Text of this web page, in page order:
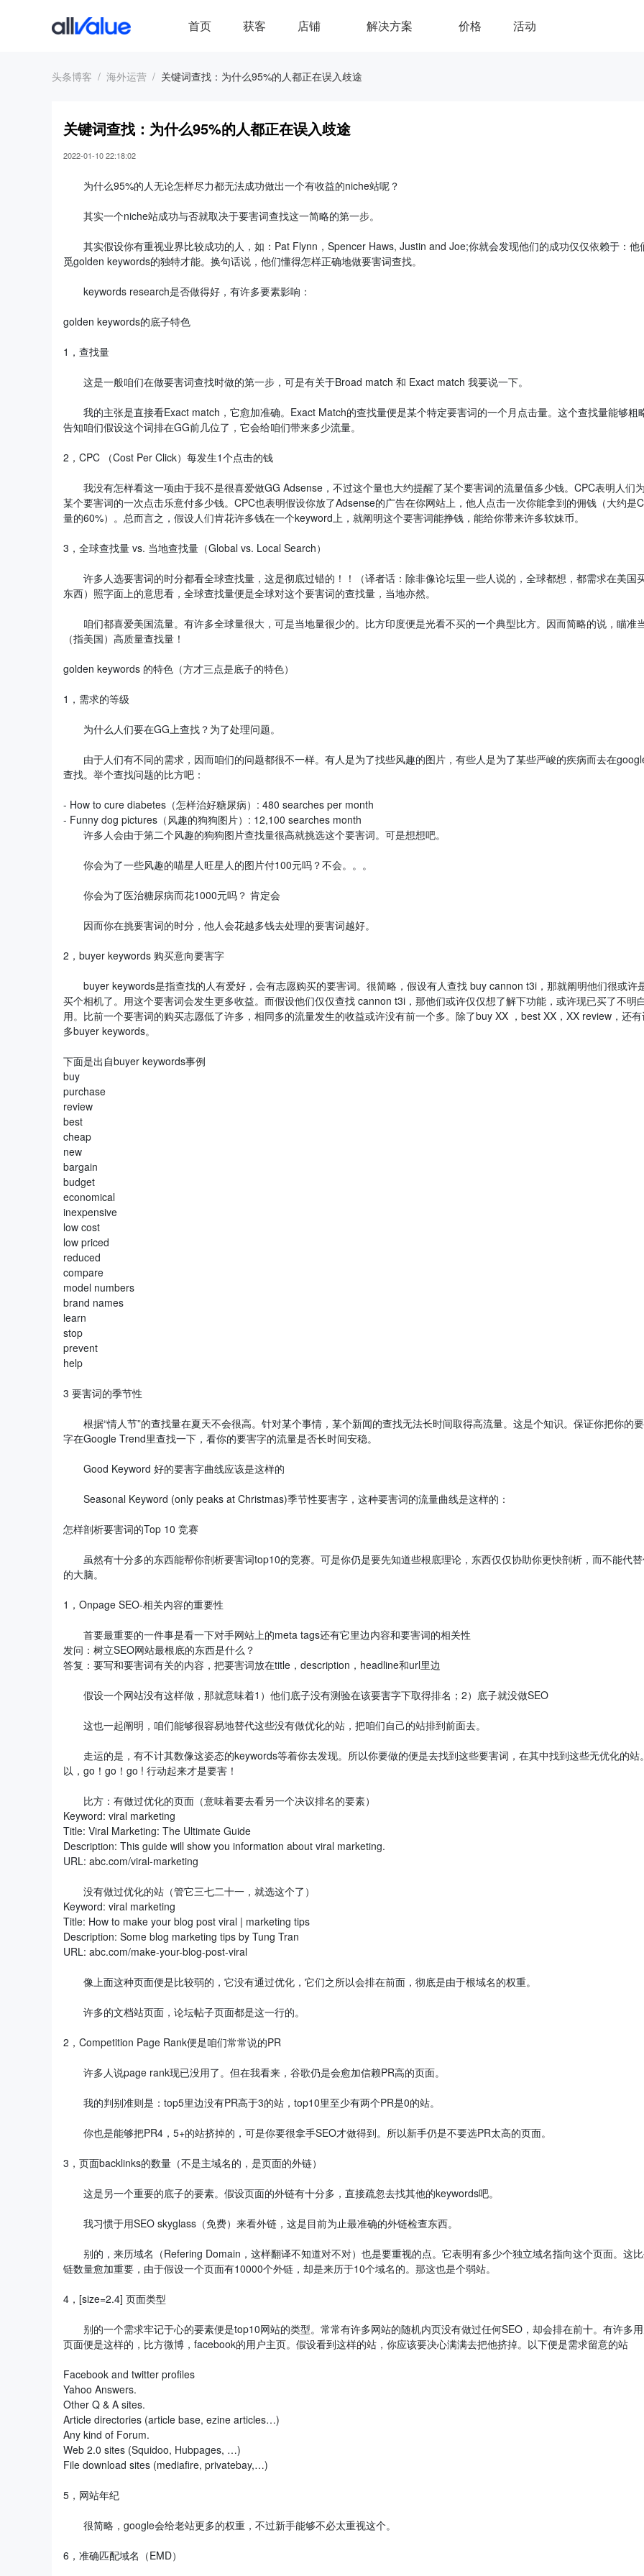
首页 获客 店铺 解决方案 价格 活动
头条博客 海外运营 关键词查找：为什么95%的人都正在误入歧途
关键词查找：为什么95%的人都正在误入歧途
2022-01-10 22:18:02
为什么95%的人无论怎样尽力都无法成功做出一个有收益的niche站呢？
其实一个niche站成功与否就取决于要害词查找这一简略的第一步。
其实假设你有重视业界比较成功的人，如：Pat Flynn，Spencer Haws, Justin and Joe;你就会发现他们的成功仅仅依赖于：他
觅golden keywords的独特才能。换句话说，他们懂得怎样正确地做要害词查找。
keywords research是否做得好，有许多要素影响：
golden keywords的底子特色
1，查找量
这是一般咱们在做要害词查找时做的第一步，可是有关于Broad match 和 Exact match 我要说一下。
我的主张是直接看Exact match，它愈加准确。Exact Match的查找量便是某个特定要害词的一个月点击量。这个查找量能够粗
告知咱们假设这个词排在GG前几位了，它会给咱们带来多少流量。
2，CPC （Cost Per Click）每发生1个点击的钱
我没有怎样看这一项由于我不是很喜爱做GG Adsense，不过这个量也大约提醒了某个要害词的流量值多少钱。CPC表明人们
某个要害词的一次点击乐意付多少钱。CPC也表明假设你放了Adsense的广告在你网站上，他人点击一次你能拿到的佣钱（大约是
量的60%）。总而言之，假设人们肯花许多钱在一个keyword上，就阐明这个要害词能挣钱，能给你带来许多软妹币。
3，全球查找量 vs. 当地查找量（Global vs. Local Search）
许多人选要害词的时分都看全球查找量，这是彻底过错的！！（译者话：除非像论坛里一些人说的，全球都想，都需求在美国
东西）照字面上的意思看，全球查找量便是全球对这个要害词的查找量，当地亦然。
咱们都喜爱美国流量。有许多全球量很大，可是当地量很少的。比方印度便是光看不买的一个典型比方。因而简略的说，瞄准
（指美国）高质量查找量！
golden keywords 的特色（方才三点是底子的特色）
1，需求的等级
为什么人们要在GG上查找？为了处理问题。
由于人们有不同的需求，因而咱们的问题都很不一样。有人是为了找些风趣的图片，有些人是为了某些严峻的疾病而去在
查找。举个查找问题的比方吧：
- How to cure diabetes（怎样治好糖尿病）: 480 searches per month
- Funny dog pictures（风趣的狗狗图片）: 12,100 searches month
许多人会由于第二个风趣的狗狗图片查找量很高就挑选这个要害词。可是想想吧。
你会为了一些风趣的喵星人旺星人的图片付100元吗？不会。。。
你会为了医治糖尿病而花1000元吗？ 肯定会
因而你在挑要害词的时分，他人会花越多钱去处理的要害词越好。
2，buyer keywords 购买意向要害字
buyer keywords是指查找的人有爱好，会有志愿购买的要害词。很简略，假设有人查找 buy cannon t3i，那就阐明他们很或许
买个相机了。用这个要害词会发生更多收益。而假设他们仅仅查找 cannon t3i，那他们或许仅仅想了解下功能，或许现已买了不明
用。比前一个要害词的购买志愿低了许多，相同多的流量发生的收益或许没有前一个多。除了buy XX ，best XX，XX review，还
多buyer keywords。
下面是出自buyer keywords事例
buy
purchase
review
best
cheap
new
bargain
budget
economical
inexpensive
low cost
low priced
reduced
compare
model numbers
brand names
learn
stop
prevent
help
3 要害词的季节性
根据“情人节”的查找量在夏天不会很高。针对某个事情，某个新闻的查找无法长时间取得高流量。这是个知识。保证你把你的
字在Google Trend里查找一下，看你的要害字的流量是否长时间安稳。
Good Keyword 好的要害字曲线应该是这样的
Seasonal Keyword (only peaks at Christmas)季节性要害字，这种要害词的流量曲线是这样的：
怎样剖析要害词的Top 10 竞赛
虽然有十分多的东西能帮你剖析要害词top10的竞赛。可是你仍是要先知道些根底理论，东西仅仅协助你更快剖析，而不能代
的大脑。
1，Onpage SEO-相关内容的重要性
首要最重要的一件事是看一下对手网站上的meta tags还有它里边内容和要害词的相关性
发问：树立SEO网站最根底的东西是什么？
答复：要写和要害词有关的内容，把要害词放在title，description，headline和url里边
假设一个网站没有这样做，那就意味着1）他们底子没有测验在该要害字下取得排名；2）底子就没做SEO
这也一起阐明，咱们能够很容易地替代这些没有做优化的站，把咱们自己的站排到前面去。
走运的是，有不计其数像这姿态的keywords等着你去发现。所以你要做的便是去找到这些要害词，在其中找到这些无优化的站
以，go！go！go ! 行动起来才是要害！
比方：有做过优化的页面（意味着要去看另一个决议排名的要素）
Keyword: viral marketing
Title: Viral Marketing: The Ultimate Guide
Description: This guide will show you information about viral marketing.
URL: abc.com/viral-marketing
没有做过优化的站（管它三七二十一，就选这个了）
Keyword: viral marketing
Title: How to make your blog post viral | marketing tips
Description: Some blog marketing tips by Tung Tran
URL: abc.com/make-your-blog-post-viral
像上面这种页面便是比较弱的，它没有通过优化，它们之所以会排在前面，彻底是由于根域名的权重。
许多的文档站页面，论坛帖子页面都是这一行的。
2，Competition Page Rank便是咱们常常说的PR
许多人说page rank现已没用了。但在我看来，谷歌仍是会愈加信赖PR高的页面。
我的判别准则是：top5里边没有PR高于3的站，top10里至少有两个PR是0的站。
你也是能够把PR4，5+的站挤掉的，可是你要很拿手SEO才做得到。所以新手仍是不要选PR太高的页面。
3，页面backlinks的数量（不是主域名的，是页面的外链）
这是另一个重要的底子的要素。假设页面的外链有十分多，直接疏忽去找其他的keywords吧。
我习惯于用SEO skyglass（免费）来看外链，这是目前为止最准确的外链检查东西。
别的，来历域名（Refering Domain，这样翻译不知道对不对）也是要重视的点。它表明有多少个独立域名指向这个页面。这
链数量愈加重要，由于假设一个页面有10000个外链，却是来历于10个域名的。那这也是个弱站。
4，[size=2.4] 页面类型
别的一个需求牢记于心的要素便是top10网站的类型。常常有许多网站的随机内页没有做过任何SEO，却会排在前十。有许多
页面便是这样的，比方微博，facebook的用户主页。假设看到这样的站，你应该要决心满满去把他挤掉。以下便是需求留意的站
Facebook and twitter profiles
Yahoo Answers.
Other Q & A sites.
Article directories (article base, ezine articles…)
Any kind of Forum.
Web 2.0 sites (Squidoo, Hubpages, …)
File download sites (mediafire, privatebay,…)
5，网站年纪
很简略，google会给老站更多的权重，不过新手能够不必太重视这个。
6，准确匹配域名（EMD）